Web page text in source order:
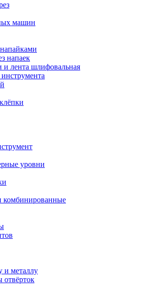
машин
напаек
и лента шлифовальная
уровни
и металлу
отвёрток